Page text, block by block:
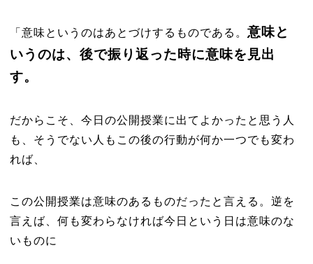
「意味というのはあとづけするものである。 意味と
いうのは、後で振り返った時に意味を見出
す。
だからこそ、今日の公開授業に出てよかったと思う人
も、そうでない人もこの後の行動が何か一つでも変わ
れば、
この公開授業は意味のあるものだったと言える。逆を
言えば、何も変わらなければ今日という日は意味のな
いものに